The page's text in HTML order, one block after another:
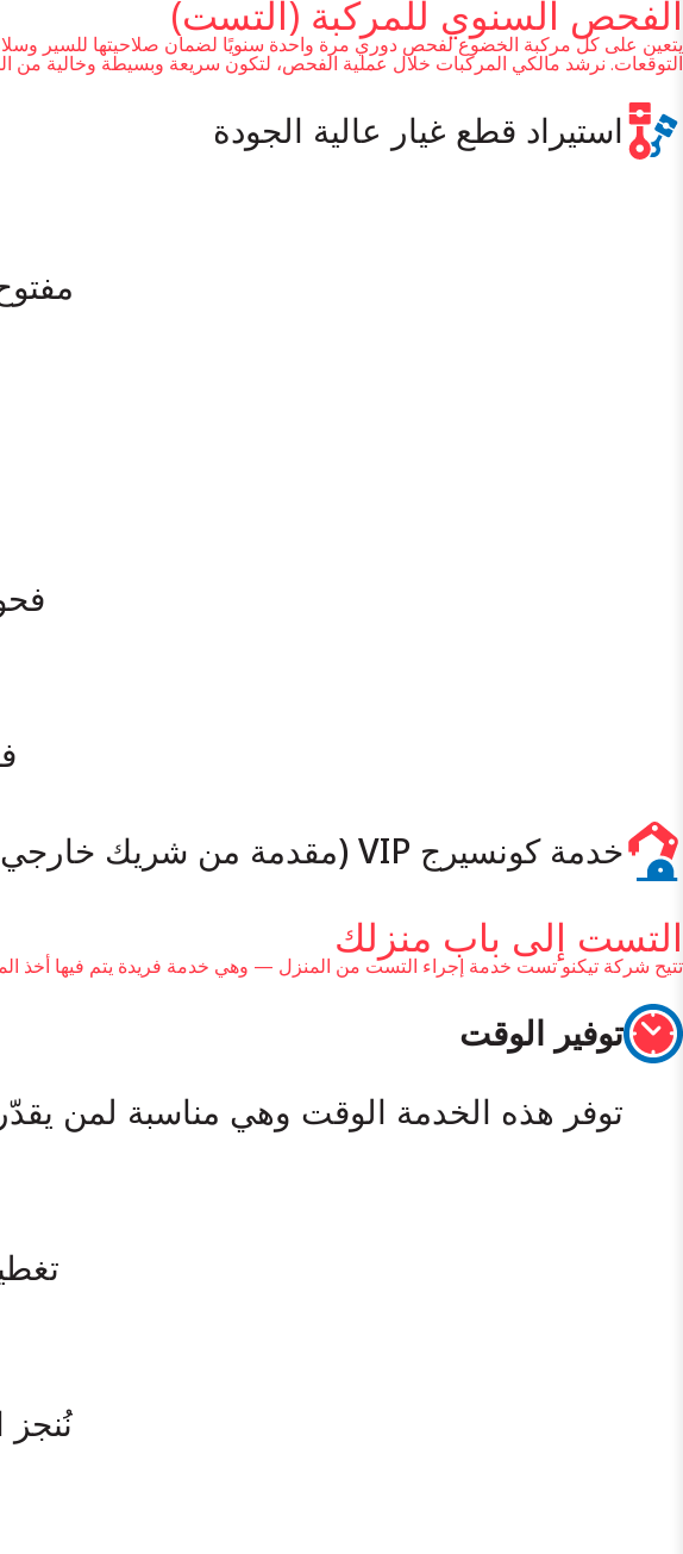
الفحص السنوي للمركبة (التست)
يتعين على كل مركبة الخضوع لفحص دوري مرة واحدة سنويًا لضمان صلاحيتها للسير
التوقعات. نرشد مالكي المركبات خلال عملية الفحص، لتكون سريعة وبسيطة وخالية من
استيراد قطع غيار عالية الجودة
مفتوح من
خدمة كونسيرج VIP (مقدمة من شريك خارجي)
التست إلى باب منزلك
تتيح شركة تيكنو تست خدمة إجراء التست من المنزل — وهي خدمة فريدة يتم فيها
توفير الوقت
توفر هذه الخدمة الوقت وهي مناسبة لمن
نُنجز